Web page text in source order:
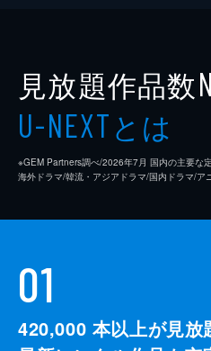
見放題作品数
U-NEXTとは
※GEM Partners調べ/2026年7⽉ 国内の主要な
海外ドラマ/韓流・アジアドラマ/国内ドラマ/ア
01
420,000 本以上が見放